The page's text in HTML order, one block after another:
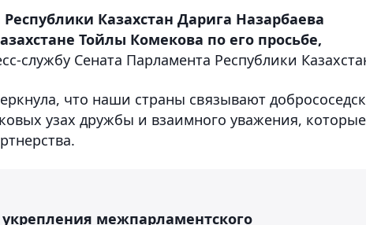
Казахстан Дарига Назарбаева
Тойлы Комекова по его просьбе,
службу Сената Парламента Республики
что наши страны связывают
узах дружбы и взаимного уважения, которые
межпарламентского